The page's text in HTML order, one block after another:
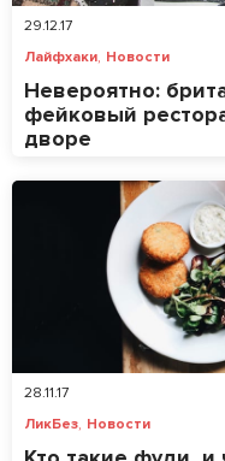
29.12.17
Лайфхаки, Новости
Невероятно:
фейковый
дворе
28.11.17
ЛикБез, Новости